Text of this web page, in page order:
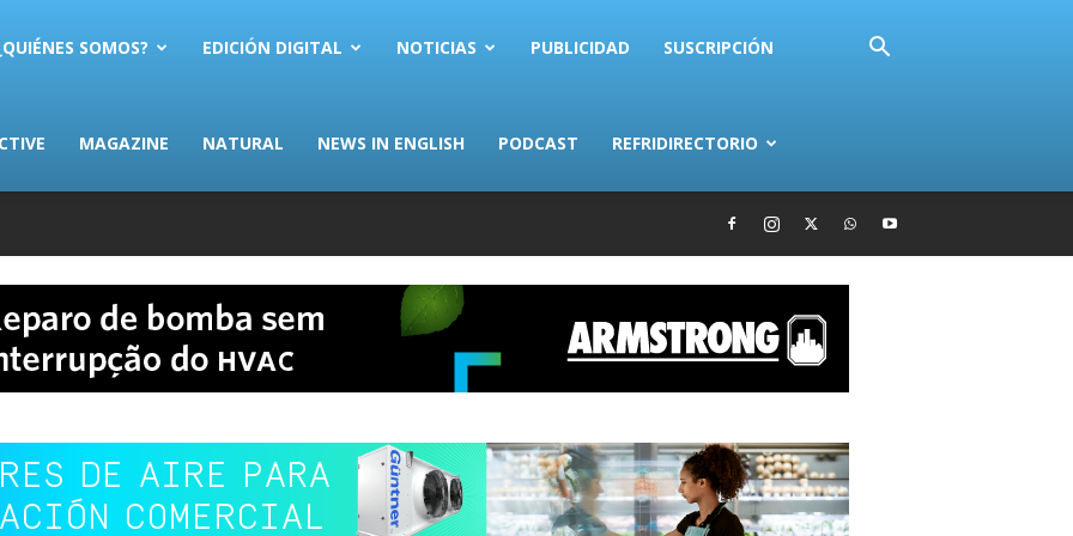
SOMOS? EDICIÓN DIGITAL NOTICIAS PUBLICIDAD SUSCRIPCIÓN
MAGAZINE NATURAL NEWS IN ENGLISH PODCAST REFRIDIRECTORIO